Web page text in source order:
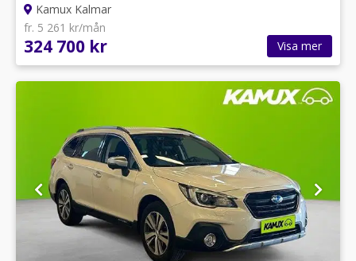
Kamux Kalmar
fr. 5 261 kr/mån
324 700 kr Visa mer